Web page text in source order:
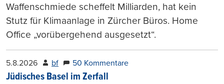
Waffenschmiede scheffelt Milliarden, hat kein
Stutz für Klimaanlage in Zürcher Büros. Home
Office „vorübergehend ausgesetzt“.
5.8.2026 bf 50 Kommentare
Jüdisches Basel im Zerfall